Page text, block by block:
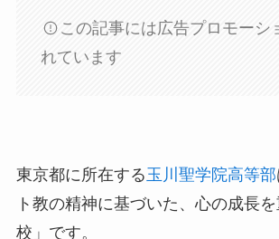
この記事には広告プロモーシ
れています
東京都に所在する玉川聖学院高等部
ト教の精神に基づいた、心の成長
校」です。